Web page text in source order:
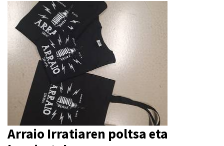
Arraio Irratiaren poltsa eta